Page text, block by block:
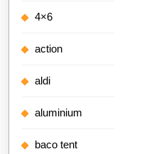
4×6
action
aldi
aluminium
baco tent